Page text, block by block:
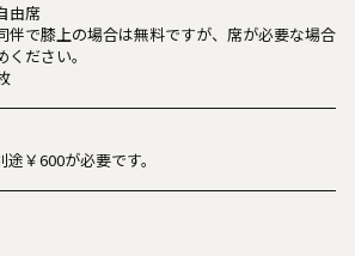
由席
で膝上の場合は無料ですが、席が必要な場合
ださい。
￥600が必要です。